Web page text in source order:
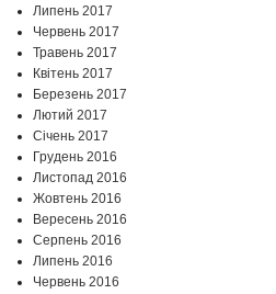
Липень 2017
Червень 2017
Травень 2017
Квітень 2017
Березень 2017
Лютий 2017
Січень 2017
Грудень 2016
Листопад 2016
Жовтень 2016
Вересень 2016
Серпень 2016
Липень 2016
Червень 2016